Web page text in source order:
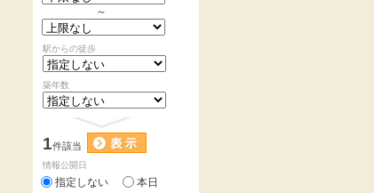
～
駅からの徒歩
築年数
1件該当
情報公開日
指定しない
本日